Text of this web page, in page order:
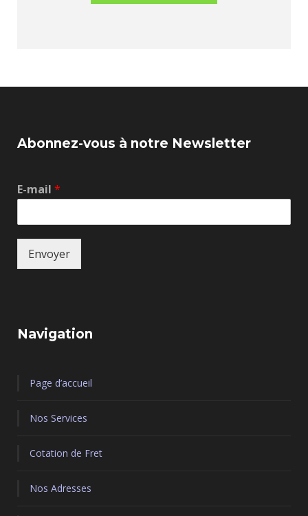
Abonnez-vous à notre Newsletter
E-mail *
Envoyer
Navigation
Page d’accueil
Nos Services
Cotation de Fret
Nos Adresses